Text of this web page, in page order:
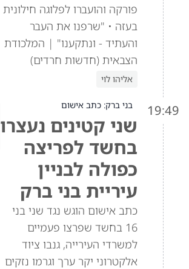
פורקה והועברו לפלוגה חילונית
בעזה • "שרפנו את העבר
והעתיד - ונתקענו" | המלכודת
הצבאית (חדשות חרדים)
אליהו לוי
19:49 בני ברק: כתב אישום
שני קטינים נעצרו
בחשד לפריצה
כפולה לבניין
עיריית בני ברק
כתב אישום הוגש נגד שני בני
16 בחשד שפרצו פעמיים
למשרדי העירייה, גנבו ציוד
אלקטרוני יקר ערך וגרמו נזקים